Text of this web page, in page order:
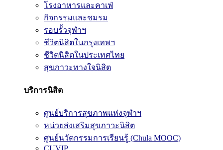
โรงอาหารและคาเฟ่
กิจกรรมและชมรม
รอบรั้วจุฬาฯ
ชีวิตนิสิตในกรุงเทพฯ
ชีวิตนิสิตในประเทศไทย
สุขภาวะทางใจนิสิต
บริการนิสิต
ศูนย์บริการสุขภาพแห่งจุฬาฯ
หน่วยส่งเสริมสุขภาวะนิสิต
ศูนย์นวัตกรรมการเรียนรู้ (Chula MOOC)